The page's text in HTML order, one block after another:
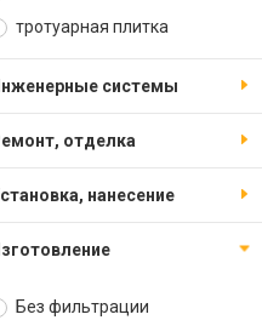
тротуарная плитка
инженерные системы
ремонт, отделка
установка, нанесение
изготовление
Без фильтрации